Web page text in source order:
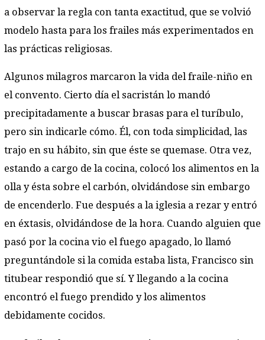
a observar la regla con tanta exactitud, que se volvió
modelo hasta para los frailes más experimentados en
las prácticas religiosas.
Algunos milagros marcaron la vida del fraile-niño en
el convento. Cierto día el sacristán lo mandó
precipitadamente a buscar brasas para el turíbulo,
pero sin indicarle cómo. Él, con toda simplicidad, las
trajo en su hábito, sin que éste se quemase. Otra vez,
estando a cargo de la cocina, colocó los alimentos en la
olla y ésta sobre el carbón, olvidándose sin embargo
de encenderlo. Fue después a la iglesia a rezar y entró
en éxtasis, olvidándose de la hora. Cuando alguien que
pasó por la cocina vio el fuego apagado, lo llamó
preguntándole si la comida estaba lista, Francisco sin
titubear respondió que sí. Y llegando a la cocina
encontró el fuego prendido y los alimentos
debidamente cocidos.